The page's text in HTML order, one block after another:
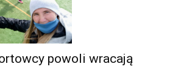
powoli wracają